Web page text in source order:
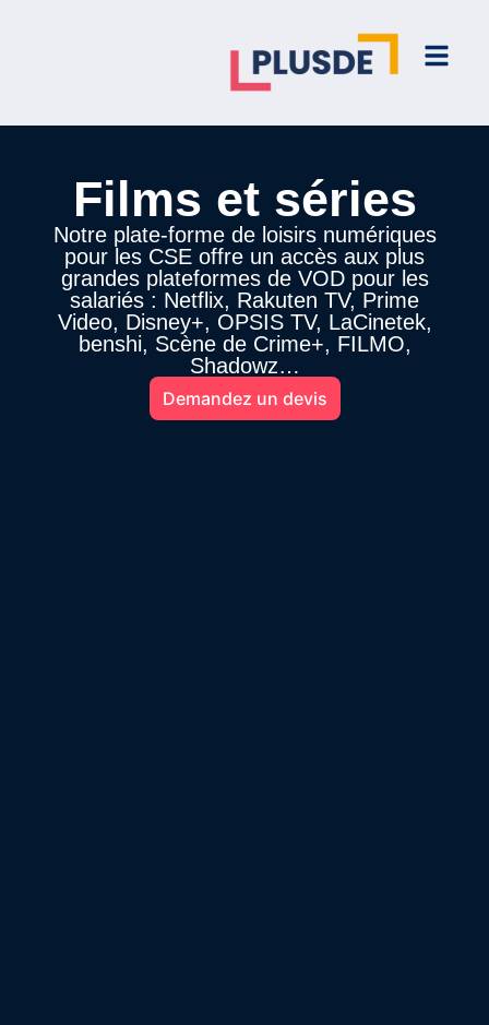
Films et séries
Notre plate-forme de loisirs numériques
pour les CSE offre un accès aux plus
grandes plateformes de VOD pour les
salariés : Netflix, Rakuten TV, Prime
Video, Disney+, OPSIS TV, LaCinetek,
benshi, Scène de Crime+, FILMO,
Shadowz…
Demandez un devis